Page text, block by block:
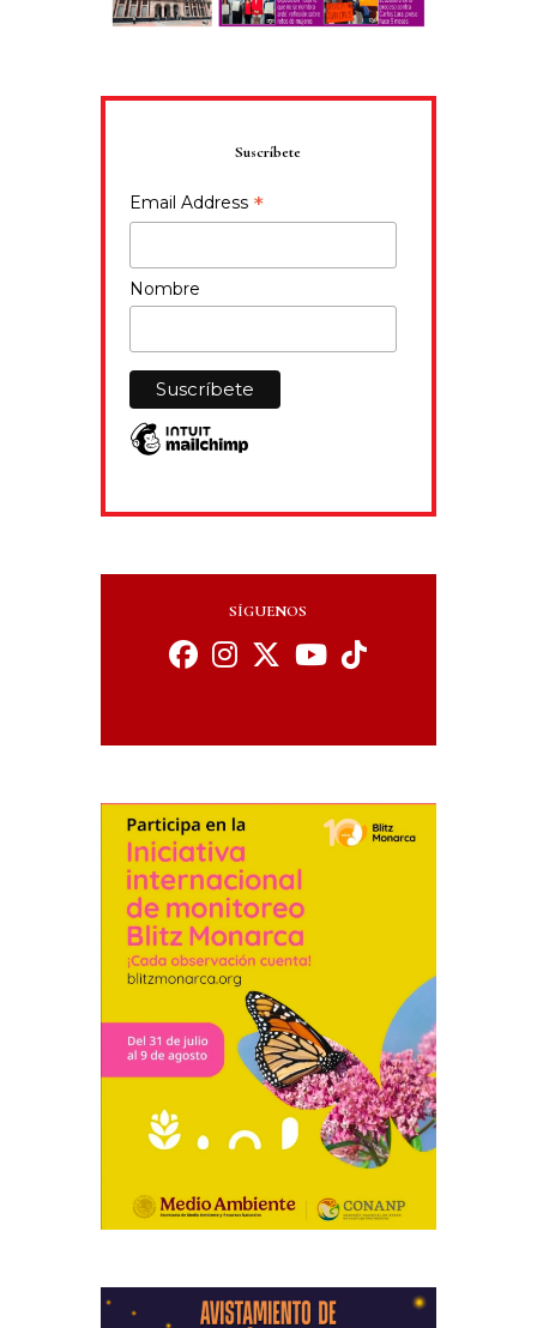
Suscríbete
Email Address *
Nombre
SÍGUENOS